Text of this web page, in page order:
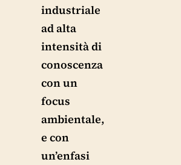
industriale
ad alta
intensità di
conoscenza
con un
focus
ambientale,
e con
un’enfasi